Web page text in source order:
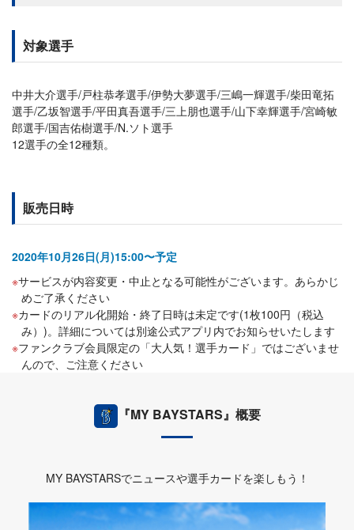
対象選手
中井大介選手/戸柱恭孝選手/伊勢大夢選手/三嶋一輝選手/柴田竜拓
選手/乙坂智選手/平田真吾選手/三上朋也選手/山下幸輝選手/宮崎敏
郎選手/国吉佑樹選手/N.ソト選手
12選手の全12種類。
販売日時
2020年10月26日(月)15:00〜予定
サービスが内容変更・中止となる可能性がございます。あらかじ
めご了承ください
カードのリアル化開始・終了日時は未定です(1枚100円（税込
み）)。詳細については別途公式アプリ内でお知らせいたします
ファンクラブ会員限定の「大人気！選手カード」ではございませ
んので、ご注意ください
『MY BAYSTARS』概要
MY BAYSTARSでニュースや選手カードを楽しもう！